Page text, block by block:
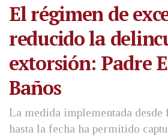
El régimen de
reducido la
extorsión: Padre
Baños
La medida implementada
hasta la fecha ha permitido